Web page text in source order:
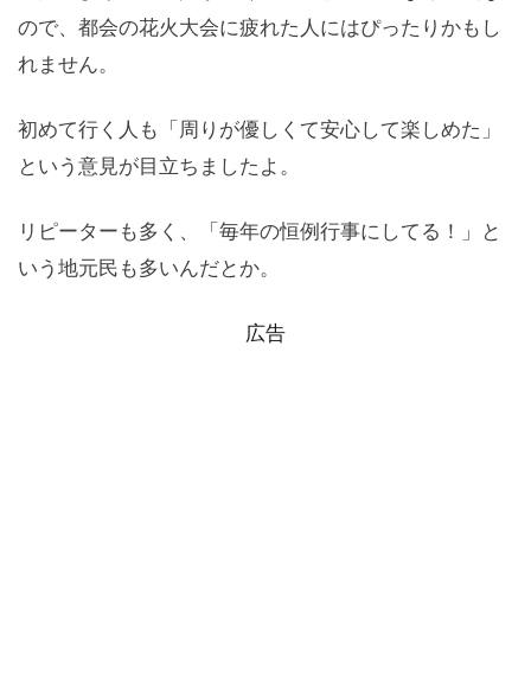
ので、都会の花火大会に疲れた人にはぴったりかもし
れません。
初めて行く人も「周りが優しくて安心して楽しめた」
という意見が目立ちましたよ。
リピーターも多く、「毎年の恒例行事にしてる！」と
いう地元民も多いんだとか。
広告